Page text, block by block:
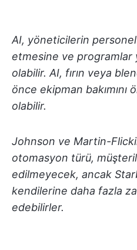
AI, yöneticilerin personel
etmesine ve programlar
olabilir. AI, fırın veya
önce ekipman bakımını
olabilir.
Johnson ve Martin-
otomasyon türü,
edilmeyecek, ancak
kendilerine daha fazla
edebilirler.